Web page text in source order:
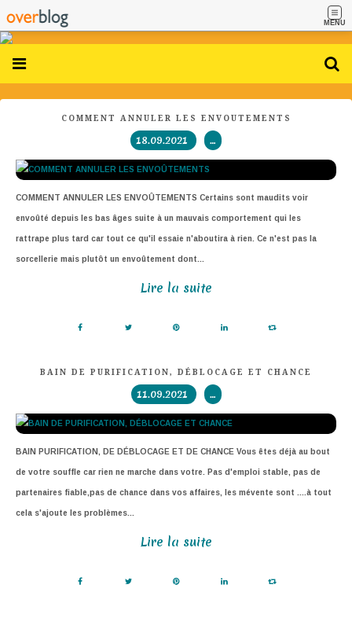
MENU
COMMENT ANNULER LES ENVOÛTEMENTS
18.09.2021 …
COMMENT ANNULER LES ENVOÛTEMENTS Certains sont maudits voir
envoûté depuis les bas âges suite à un mauvais comportement qui les
rattrape plus tard car tout ce qu'il essaie n'aboutira à rien. Ce n'est pas la
sorcellerie mais plutôt un envoûtement dont...
Lire la suite
BAIN DE PURIFICATION, DÉBLOCAGE ET CHANCE
11.09.2021 …
BAIN PURIFICATION, DE DÉBLOCAGE ET DE CHANCE Vous êtes déjà au bout
de votre souffle car rien ne marche dans votre. Pas d'emploi stable, pas de
partenaires fiable,pas de chance dans vos affaires, les mévente sont ....à tout
cela s'ajoute les problèmes...
Lire la suite